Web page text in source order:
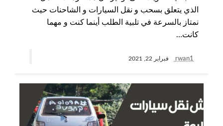
الذي يتعلق بسحب و نقل السيارات و الشاحنات حيث
نمتاز بالسرعة في تلبية الطلب أينما كنت و مهما
كانت…
rwan1 فبراير 22, 2021